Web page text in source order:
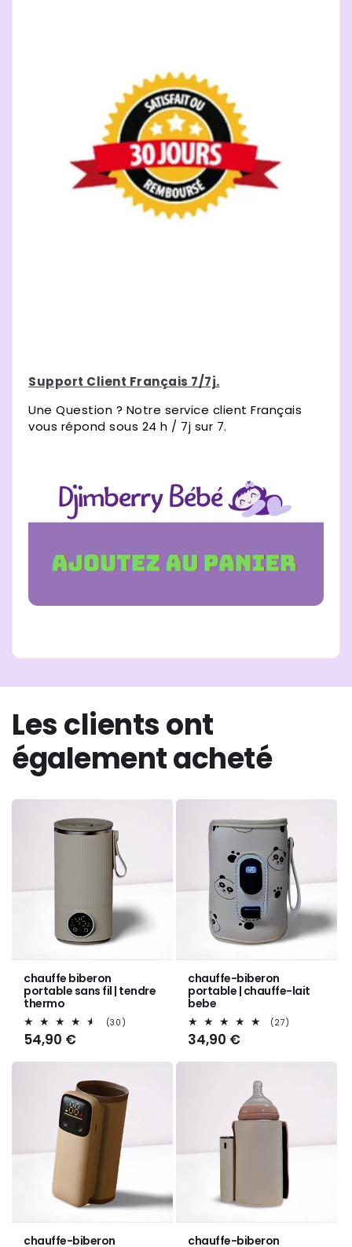
Support Client Français 7/7j.
Une Question ? Notre service client Français
vous répond sous 24 h / 7j sur 7.
Les clients ont
également acheté
chauffe biberon
portable sans fil | tendre
thermo
(30)
Prix
54,90 €
chauffe-biberon
portable | chauffe-lait
bebe
(27)
Prix
34,90 €
chauffe-biberon
chauffe-biberon